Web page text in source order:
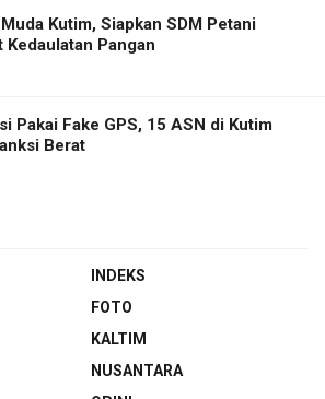
Kutim, Siapkan SDM Petani
Kedaulatan Pangan
Pakai Fake GPS, 15 ASN di Kutim
Berat
INDEKS
FOTO
KALTIM
NUSANTARA